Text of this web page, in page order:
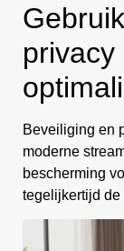
privacy
Beveiliging en
moderne
bescherming
tegelijkertijd de